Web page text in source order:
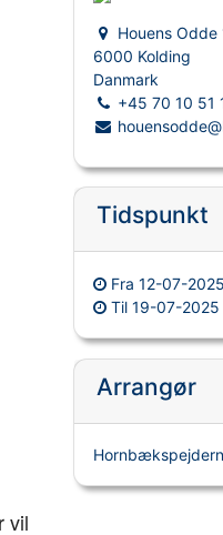
vil
Houens Odde
6000 Kolding
Danmark
+45 70 10 51
Tidspunkt
Fra12-07-
Til19-07-2025
Arrangør